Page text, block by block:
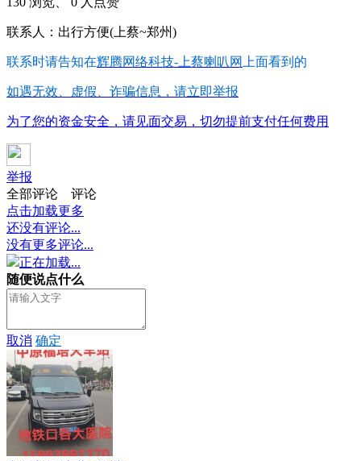
联系人：出行方便(上蔡~郑州)
联系时请告知在辉腾网络科技-上蔡喇叭网 上面看到的
如遇无效、虚假、诈骗信息，请立即举报
为了您的资金安全，请见面交易，切勿提前支付任何费用
举报
全部评论
评论
点击加载更多
还没有评论...
没有更多评论...
正在加载...
随便说点什么
取消 确定